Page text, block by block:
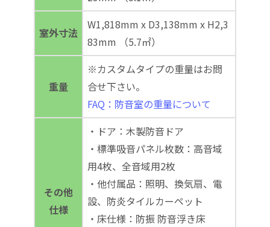
室外寸法
W1,818mm x D3,138mm x H2,3
83mm （5.7㎡）
重量
※カスタムタイプの重量はお問
合せ下さい。
FAQ：防音室の重量について
その他
仕様
・ドア：木製防音ドア
・標準吸音パネル枚数：高音域
用4枚、全音域用2枚
・他付属品：照明、換気扇、電
設、防炎タイルカーペット
・床仕様：防振 防音浮き床